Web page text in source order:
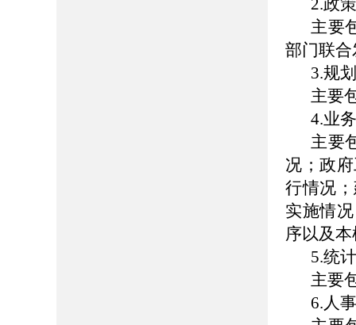
2.政
主要
部门联
3.规
主要
4.业
主要
况；政
行情况
实施情
序以及
5.统
主要
6.人